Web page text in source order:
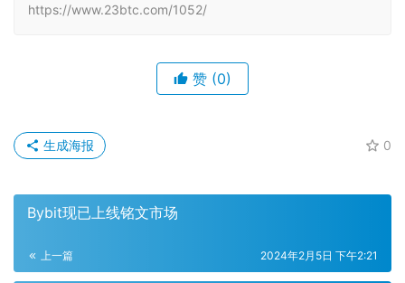
https://www.23btc.com/1052/
赞 (0)
0
生成海报
Bybit现已上线铭文市场
上一篇 2024年2月5日 下午2:21